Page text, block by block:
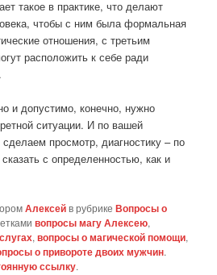
такое в практике, что делают
чтобы с ним была формальная
отношения, с третьим
расположить к себе ради
и допустимо, конечно, нужно
ситуации. И по вашей
просмотр, диагностику – по
с определенностью, как и
Алексейв рубрикеВопросы о
вопросы магу Алексею,
,вопросы о магической помощи,
о привороте двоих мужчин.
ссылку.